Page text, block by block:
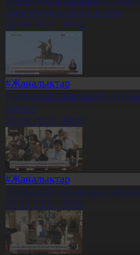
жаңғырудың жаңа кезеңі
06.08.2026, 20:12
#Жаңалықтар
Құрылтай: Партиялар
жатыр
06.08.2026, 20:05
#Жаңалықтар
Құрылтай сайлауына
06.08.2026, 20:02